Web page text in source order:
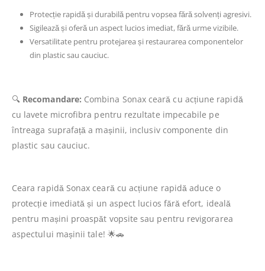
Protecție rapidă și durabilă pentru vopsea fără solvenți agresivi.
Sigilează și oferă un aspect lucios imediat, fără urme vizibile.
Versatilitate pentru protejarea și restaurarea componentelor
din plastic sau cauciuc.
🔍 Recomandare: Combina Sonax ceară cu acțiune rapidă
cu lavete microfibra pentru rezultate impecabile pe
întreaga suprafață a mașinii, inclusiv componente din
plastic sau cauciuc.
Ceara rapidă Sonax ceară cu acțiune rapidă aduce o
protecție imediată și un aspect lucios fără efort, ideală
pentru mașini proaspăt vopsite sau pentru revigorarea
aspectului mașinii tale! 🌟🚗